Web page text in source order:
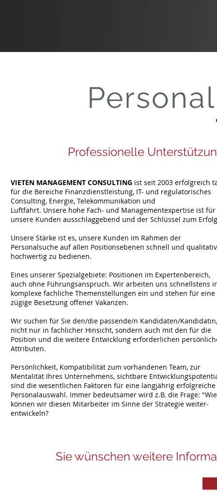
Professionelle
VIETEN MANAGEMENT CONSULTING ist seit 2003 erfolgreich
für die Bereiche Finanzdienstleistung, IT- und regulatorisches
Consulting, Energie, Telekommunikation und
Luftfahrt. Unsere hohe Fach- und Managementexpertise ist für
unsere Kunden ausschlaggebend und der Schlüssel zum
Unsere Stärke ist es, unsere Kunden im Rahmen der
Personalsuche auf allen Positionsebenen schnell und qualitativ
hochwertig zu bedienen.
Eines unserer Spezialgebiete: Positionen im Expertenbereich,
auch ohne Führungsanspruch. Wir arbeiten uns schnellstens
komplexe fachliche Themenstellungen ein und stehen für eine
zügige Besetzung offener Vakanzen.
Wir suchen für Sie den/die passende/n Kandidaten/Kandidatin,
nicht nur in fachlicher Hinsicht, sondern auch mit den für die
Position und die weitere Entwicklung erforderlichen
Attributen.
Persönlichkeit, Kompatibilität zum vorhandenen Team, zur
Mentalität Ihres Unternehmens, sichtbare
sind die wesentlichen Faktoren für eine langjährig erfolgreiche
Personalauswahl. Immer bedeutsamer wird z.B. die Frage: "Wie
können wir diesen Mitarbeiter im Sinne der Strategie weiter­
entwickeln?
Sie wünschen weitere